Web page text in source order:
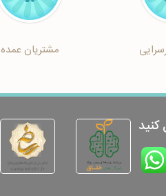
مشتریان عمده
کنید